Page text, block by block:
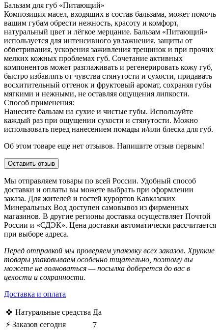
Бальзам для губ «Питающий»
Композиция масел, входящих в состав бальзама, может помочь
вашим губам обрести нежность, красоту и комфорт,
натуральный цвет и лёгкое мерцание. Бальзам «Питающий»
используется для интенсивного увлажнения, защиты от
обветривания, ускорения заживления трещинок и при прочих
мелких кожных проблемах губ. Сочетание активных
компонентов может разглаживать и регенерировать кожу губ,
быстро избавлять от чувства стянутости и сухости, придавать
восхитительный оттенок и фруктовый аромат, сохраняя губы
мягкими и нежными, не оставляя ощущения липкости.
Способ применения:
Нанесите бальзам на сухие и чистые губы. Используйте
каждый раз при ощущении сухости и стянутости. Можно
использовать перед нанесением помады и/или блеска для губ.
Об этом товаре еще нет отзывов. Напишите отзыв первым!
Оставить отзыв
Мы отправляем товары по всей России. Удобный способ
доставки и оплаты вы можете выбрать при оформлении
заказа. Для жителей и гостей курортов Кавказских
Минеральных Вод доступен самовывоз из фирменных
магазинов. В другие регионы доставка осуществляет Почтой
России и «СДЭК». Цена доставки автоматически рассчитается
при выборе адреса.
Перед отправкой мы проверяем упаковку всех заказов. Хрупкие
товары упаковываем особенно тщательно, поэтому вы
можете не волноваться — посылка доберется до вас в
целости и сохранности.
Доставка и оплата
🍀 Натуральные средства Да
⚡ Заказов сегодня
7